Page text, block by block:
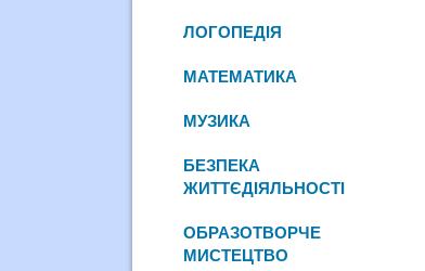
ЛОГОПЕДІЯ
МАТЕМАТИКА
МУЗИКА
БЕЗПЕКА
ЖИТТЄДІЯЛЬНОСТІ
ОБРАЗОТВОРЧЕ
МИСТЕЦТВО